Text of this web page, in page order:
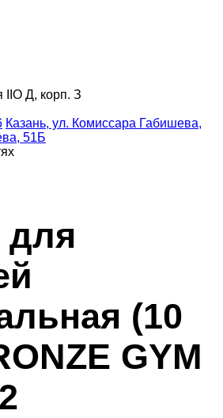
IIO Д, корп. З
Казань, ул. Комиссара Габишева,
51Б
для
(10
GYM